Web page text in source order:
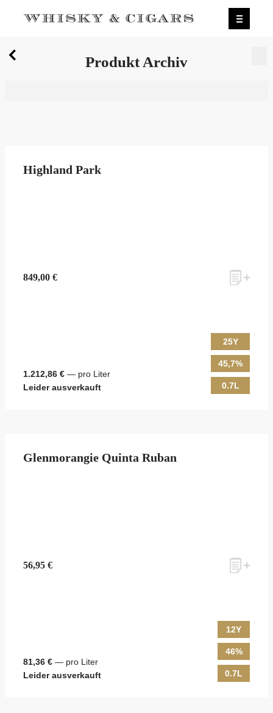
Wir wurden zum besten Whiskyshop Deutschlands
Produkt Archiv
Highland Park
849,00 €
1.212,86 € — pro Liter
Leider ausverkauft
25Y
45,7%
0.7L
Glenmorangie Quinta Ruban
56,95 €
81,36 € — pro Liter
Leider ausverkauft
12Y
46%
0.7L